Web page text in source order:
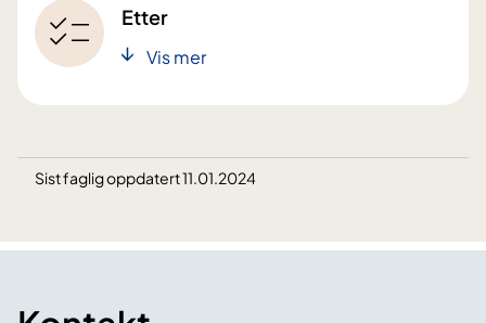
Etter
Vis mer
Sist faglig oppdatert 11.01.2024